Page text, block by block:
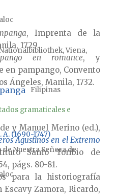
, Imprenta de la
1729.
en romance, y
en pampango, Convento
Ángeles, Manila, 1732.
y Manuel Merino (ed.),
Agustinos en el Extremo
Santo Toribio de
págs. 80-81.
para la historiografía
Zamora, Ricardo,
Viena,
Filipinas
gramaticales e
A. (1690-1747)
Nuestra Señora de